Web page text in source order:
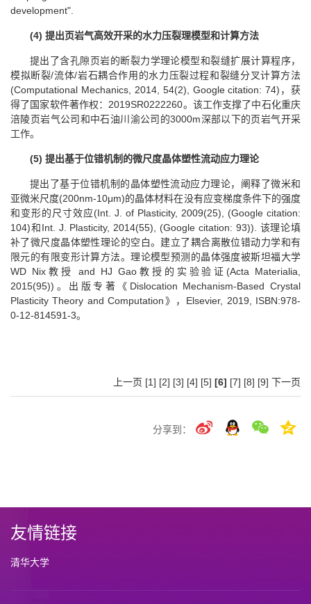
development".
(4) 提出页岩气高效开采的水力压裂理模型和计算方法
提出了含孔隙页岩的断裂力学理论模型和裂缝扩展计算程序，
模拟断裂/流体/岩石耦合作用的水力压裂过程和裂缝分叉计算方法
(Computational Mechanics, 2014, 54(2), Google citation: 74)，获
得了国家软件著作权：2019SR0222260。该工作支撑了中石化重庆
涪陵页岩气公司和中石油川渝公司的3000m深部以下的页岩气开采
工作。
(5) 提出基于位错机制的微尺度晶体塑性流动应力理论
提出了基于位错机制的晶体塑性流动应力理论，阐释了微米和
亚微米尺度(200nm-10μm)的晶体材料在没有应变梯度条件下的强度
和变形的尺寸效应(Int. J. of Plasticity, 2009(25), (Google citation:
104)和Int. J. Plasticity, 2014(55), (Google citation: 93)). 该理论填
补了微尺度晶体塑性理论的空白。建立了耦合离散位错动力学和有
限元的有限变形计算方法。理论模型预测的晶体强度被斯坦福大学
WD Nix教授 and HJ Gao教授的实验验证(Acta Materialia,
2015(95))。出版专著《Dislocation Mechanism-Based Crystal
Plasticity Theory and Computation》，Elsevier, 2019, ISBN:978-
0-12-814591-3。
上一页 [1] [2] [3] [4] [5] [6] [7] [8] [9] 下一页
分享到：
友情链接
清华大学